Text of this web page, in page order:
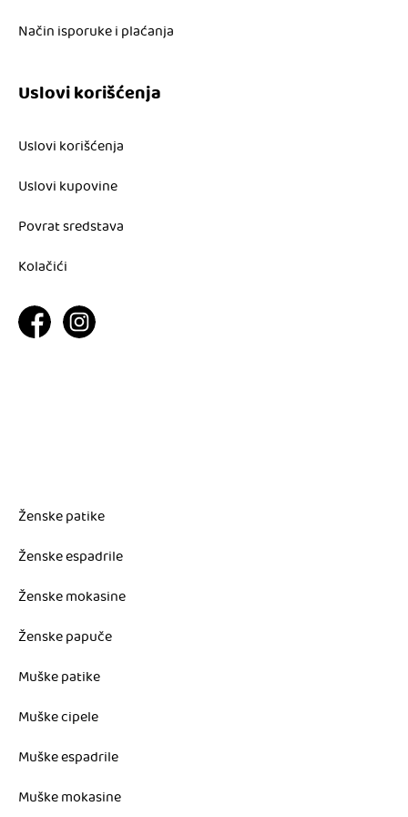
Način isporuke i plaćanja
Uslovi korišćenja
Uslovi korišćenja
Uslovi kupovine
Povrat sredstava
Kolačići
Ženske patike
Ženske espadrile
Ženske mokasine
Ženske papuče
Muške patike
Muške cipele
Muške espadrile
Muške mokasine